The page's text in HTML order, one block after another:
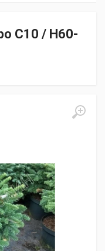
C10 / H60-